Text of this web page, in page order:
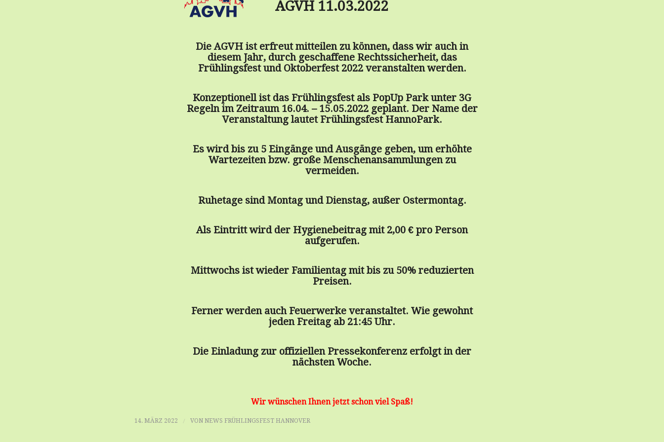
AGVH 11.03.2022
Die AGVH ist erfreut mitteilen zu können, dass wir auch in
diesem Jahr, durch geschaffene Rechtssicherheit, das
Frühlingsfest und Oktoberfest 2022 veranstalten werden.
Konzeptionell ist das Frühlingsfest als PopUp Park unter 3G
Regeln im Zeitraum 16.04. – 15.05.2022 geplant. Der Name der
Veranstaltung lautet Frühlingsfest HannoPark.
Es wird bis zu 5 Eingänge und Ausgänge geben, um erhöhte
Wartezeiten bzw. große Menschenansammlungen zu
vermeiden.
Ruhetage sind Montag und Dienstag, außer Ostermontag.
Als Eintritt wird der Hygienebeitrag mit 2,00 € pro Person
aufgerufen.
Mittwochs ist wieder Familientag mit bis zu 50% reduzierten
Preisen.
Ferner werden auch Feuerwerke veranstaltet. Wie gewohnt
jeden Freitag ab 21:45 Uhr.
Die Einladung zur offiziellen Pressekonferenz erfolgt in der
nächsten Woche.
Wir wünschen Ihnen jetzt schon viel Spaß!
14. MÄRZ 2022 / VON NEWS FRÜHLINGSFEST HANNOVER